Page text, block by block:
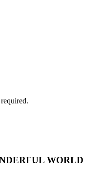
WORLD